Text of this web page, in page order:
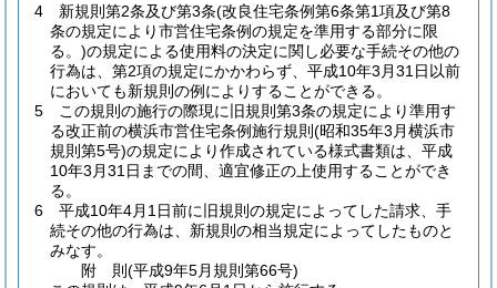
4 新規則第2条及び第3条(改良住宅条例第6条第1項及び第8
条の規定により市営住宅条例の規定を準用する部分に限
る。)の規定による使用料の決定に関し必要な手続その他の
行為は、第2項の規定にかかわらず、平成10年3月31日以前
においても新規則の例によりすることができる。
5
この規則の施行の際現に旧規則第3条の規定により準用す
る改正前の横浜市営住宅条例施行規則 (昭和35年3月横浜市
規則第5号)の規定により作成されている様式書類は、平成
10年3月31日までの間、適宜修正の上使用することができ
る。
6
平成10年4月1日前に旧規則の規定によってした請求、手
続その他の行為は、新規則の相当規定によってしたものと
みなす。
附 則(平成9年5月規則第66号)